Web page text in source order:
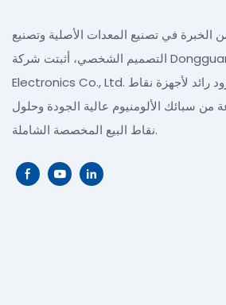
من الخبرة في تصنيع المعدات الأصلية وتصنيع
التصميم الشخصي، أثبتت شركة Dongguan Tcang
Electronics Co., Ltd. نفسها كمزود رائد لأجهزة نقاط
من سبائك الألومنيوم عالية الجودة وحلول
نقاط البيع المخصصة الشاملة.